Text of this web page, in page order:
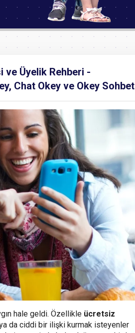
ve Üyelik Rehberi -
Chat Okey ve Okey Sohbet
hale geldi. Özellikle ücretsiz
da ciddi bir ilişki kurmak isteyenler